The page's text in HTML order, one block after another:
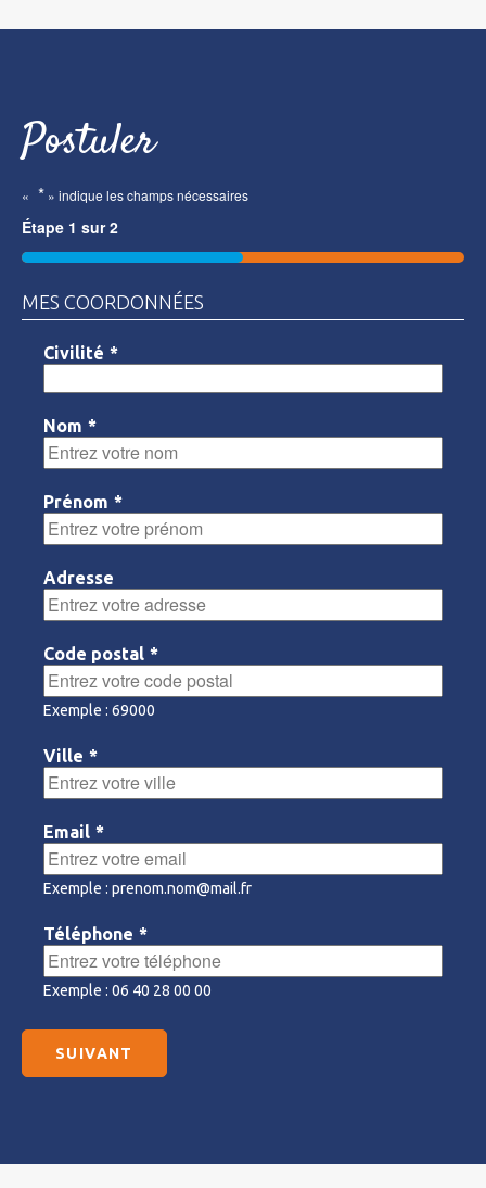
Postuler
« * » indique les champs nécessaires
Étape 1 sur2
50%
MES COORDONNÉES
Civilité *
Nom *
Prénom *
Adresse
Code postal *
Exemple : 69000
Ville *
Email *
Exemple : prenom.nom@mail.fr
Téléphone *
Exemple : 06 40 28 00 00